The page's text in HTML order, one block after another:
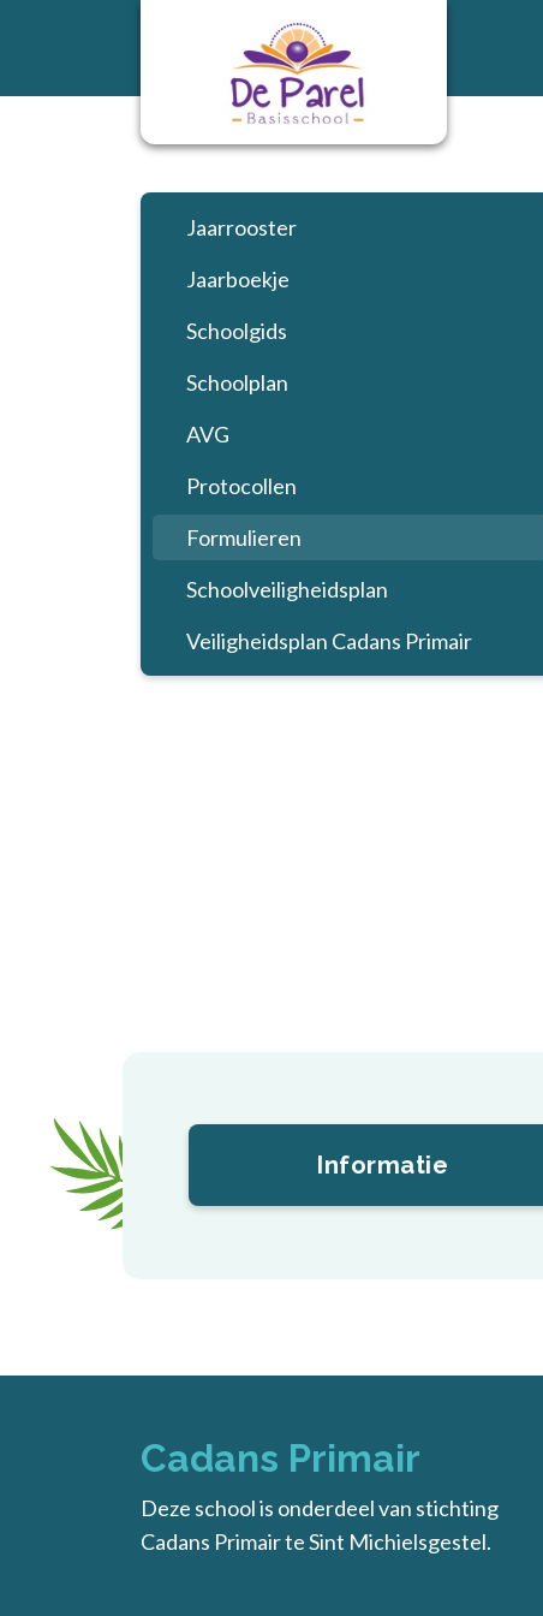
Jaarrooster
Jaarboekje
Schoolgids
Schoolplan
AVG
Protocollen
Formulieren
Schoolveiligheidsplan
Veiligheidsplan Cadans Primair
Informatie
Cadans Primair
Deze school is onderdeel van stichting
Cadans Primairte Sint Michielsgestel.